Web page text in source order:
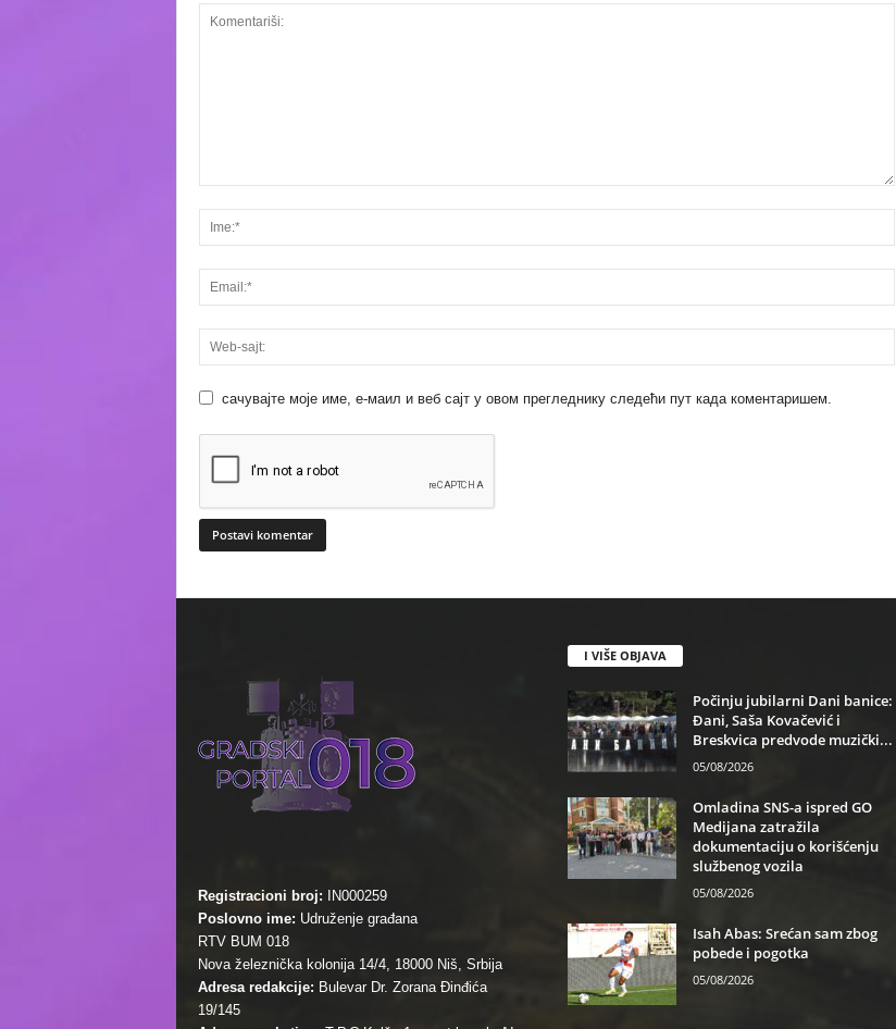
сачувајте моје име, е-маил и веб сајт у овом прегледнику следећи пут када коментаришем.
Registracioni broj:
IN000259
Poslovno ime: Udruženje građana
RTV BUM 018
Nova železnička kolonija 14/4, 18000 Niš, Srbija
Adresa redakcije: Bulevar Dr. Zorana Đinđića
19/145
I VIŠE OBJAVA
Počinju jubilarni Dani banice:
Đani, Saša Kovačević i
Breskvica predvode muzički...
05/08/2026
Omladina SNS-a ispred GO
Medijana zatražila
dokumentaciju o korišćenju
službenog vozila
05/08/2026
Isah Abas: Srećan sam zbog
pobede i pogotka
05/08/2026